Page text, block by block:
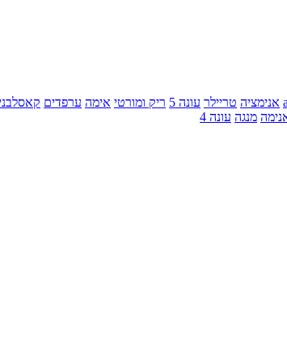
אנימציה טריילר עונה 5 ריק ומורטי אימה ערפדים
מנגה עונה 4